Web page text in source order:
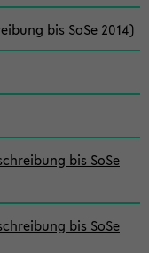
bis SoSe 2014)
bis SoSe
bis SoSe